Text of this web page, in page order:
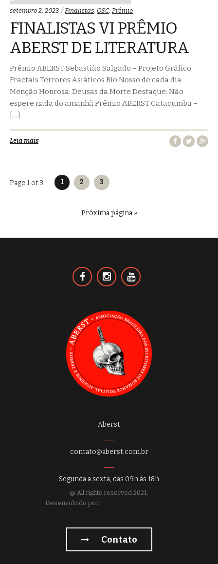
setembro 2, 2023 Categorias:
Finalistas, GSC, Prêmio
FINALISTAS VI PRÊMIO
ABERST DE LITERATURA
Prêmio ABERST Sebastião Salgado – Projeto Gráfico
Fractais Terrores Asiáticos Rio Nosso de cada dia
Menção Honrosa: Deusas da Morte Destaque: Não
espere nada do amanhã Prêmio ABERST Catacumba –
[…]
Leia mais
Page 1 of 3
Navegação
1 2 3
Próxima página »
Aberst
contato@aberst.com.br
Segunda a sexta, das 09h às 18h
@ All rights reserved 2021.
Desenvolvido por
Contato